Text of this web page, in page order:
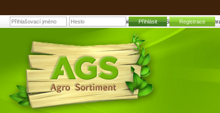
WORCRAFT Řetěz pilový pro pilu CHS-S20LiB, LiBM |
Přihlásit Registrace